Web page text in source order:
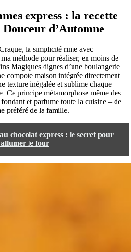
express : la recette
d’Automne
la simplicité rime avec
méthode pour réaliser, en moins de
Magiques dignes d’une boulangerie
compote maison intégrée directement
texture inégalée et sublime chaque
Ce principe métamorphose même des
et parfume toute la cuisine – de
préféré de la famille.
chocolat express : le secret pour
le four